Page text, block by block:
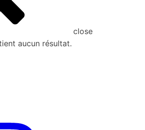
close
aucun résultat.